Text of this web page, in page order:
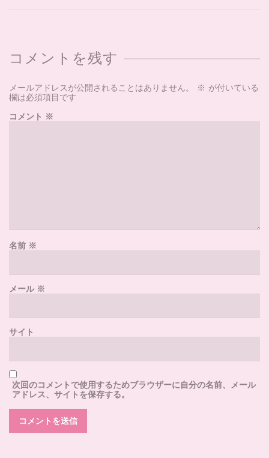
コメントを残す
メールアドレスが公開されることはありません。 ※ が付いている
欄は必須項目です
コメント ※
名前 ※
メール※
サイト
次回のコメントで使用するためブラウザーに自分の名前、メール
アドレス、サイトを保存する。